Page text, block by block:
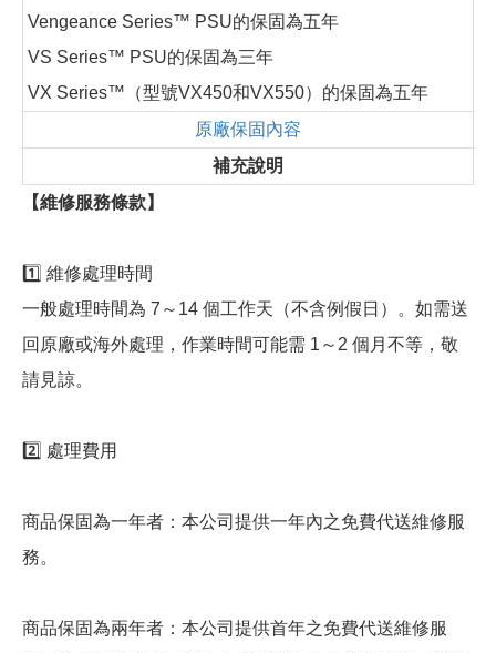
Vengeance Series™ PSU的保固為五年
VS Series™ PSU的保固為三年
VX Series™（型號VX450和VX550）的保固為五年
原廠保固內容
補充說明
【維修服務條款】
1️⃣ 維修處理時間
一般處理時間為 7～14 個工作天（不含例假日）。如需送
回原廠或海外處理，作業時間可能需 1～2 個月不等，敬
請見諒。
2️⃣ 處理費用
商品保固為一年者：本公司提供一年內之免費代送維修服
務。
商品保固為兩年者：本公司提供首年之免費代送維修服